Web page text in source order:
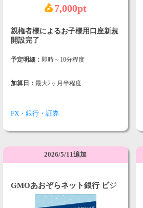
7,000pt
親権者様によるお子様用口座新規
開設完了
予定明細： 即時～10分程度
加算日：最大2ヶ月半程度
FX・銀行・証券
2026/5/11追加
GMOあおぞらネット銀行 ビジ
ネスデビットカード